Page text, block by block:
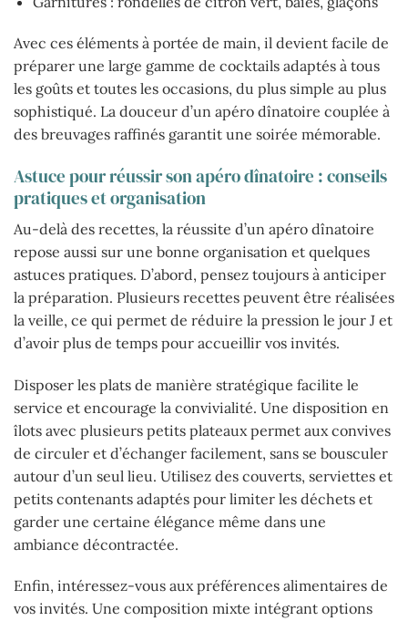
Avec ces éléments à portée de main, il devient facile de
préparer une large gamme de cocktails adaptés à tous
les goûts et toutes les occasions, du plus simple au plus
sophistiqué. La douceur d’un apéro dînatoire couplée à
des breuvages raffinés garantit une soirée mémorable.
Astuce pour réussir son apéro dînatoire : conseils
pratiques et organisation
Au-delà des recettes, la réussite d’un apéro dînatoire
repose aussi sur une bonne organisation et quelques
astuces pratiques. D’abord, pensez toujours à anticiper
la préparation. Plusieurs recettes peuvent être réalisées
la veille, ce qui permet de réduire la pression le jour J et
d’avoir plus de temps pour accueillir vos invités.
Disposer les plats de manière stratégique facilite le
service et encourage la convivialité. Une disposition en
îlots avec plusieurs petits plateaux permet aux convives
de circuler et d’échanger facilement, sans se bousculer
autour d’un seul lieu. Utilisez des couverts, serviettes et
petits contenants adaptés pour limiter les déchets et
garder une certaine élégance même dans une
ambiance décontractée.
Enfin, intéressez-vous aux préférences alimentaires de
vos invités. Une composition mixte intégrant options